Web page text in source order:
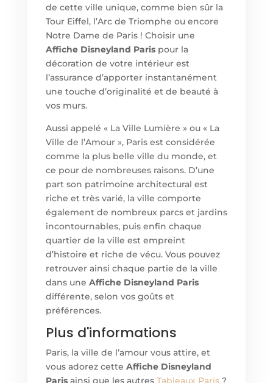
de cette ville unique, comme bien sûr la
Tour Eiffel, l’Arc de Triomphe ou encore
Notre Dame de Paris ! Choisir une
Affiche Disneyland Parispour la
décoration de votre intérieur est
l’assurance d’apporter instantanément
une touche d’originalité et de beauté à
vos murs.
Aussi appelé « La Ville Lumière » ou « La
Ville de l’Amour », Paris est considérée
comme la plus belle ville du monde, et
ce pour de nombreuses raisons. D’une
part son patrimoine architectural est
riche et très varié, la ville comporte
également de nombreux parcs et jardins
incontournables, puis enfin chaque
quartier de la ville est empreint
d’histoire et riche de vécu. Vous pouvez
retrouver ainsi chaque partie de la ville
dans une Affiche Disneyland Paris
différente, selon vos goûts et
préférences.
Plus d'informations
Paris, la ville de l’amour vous attire, et
vous adorez cette Affiche Disneyland
Parisainsi que les autres Tableaux Paris?